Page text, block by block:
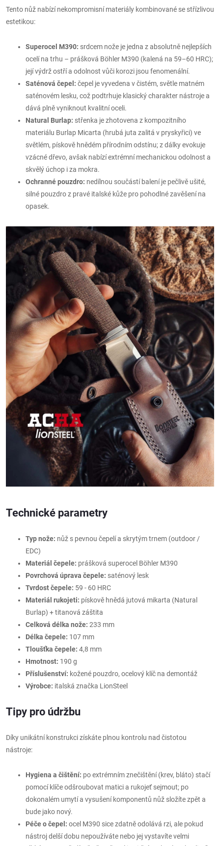
Tento nůž nabízí nekompromisní materiály kombinované se střízlivou
estetikou:
Superocel M390: srdcem nože je jedna z absolutně nejlepších
ocelí na trhu – prášková Böhler M390 (kalená na 59–60 HRC);
její výdrž ostří a odolnost vůči korozi jsou fenomenální.
Saténová čepel: čepel je vyvedena v čistém, světle matném
saténovém lesku, což podtrhuje klasický charakter nástroje a
dává plně vyniknout kvalitní oceli.
Natural Burlap: střenka je zhotovena z kompozitního
materiálu Burlap Micarta (hrubá juta zalitá v pryskyřici) ve
světlém, pískově hnědém přírodním odstínu; z dálky evokuje
vzácné dřevo, avšak nabízí extrémní mechanickou odolnost a
skvělý úchop i za mokra.
Ochranné pouzdro: nedílnou součástí balení je pečlivě ušité,
silné pouzdro z pravé italské kůže pro pohodlné zavěšení na
opasek.
Technické parametry
Typ nože: nůž s pevnou čepelí a skrytým trnem (outdoor /
EDC)
Materiál čepele: prášková superocel Böhler M390
Povrchová úprava čepele: saténový lesk
Tvrdost čepele: 59 - 60 HRC
Materiál rukojeti: pískově hnědá jutová mikarta (Natural
Burlap) + titanová záštita
Celková délka nože: 233 mm
Délka čepele: 107 mm
Tloušťka čepele: 4,8 mm
Hmotnost: 190 g
Příslušenství: kožené pouzdro, ocelový klíč na demontáž
Výrobce: italská značka LionSteel
Tipy pro údržbu
Díky unikátní konstrukci získáte plnou kontrolu nad čistotou
nástroje:
Hygiena a čištění: po extrémním znečištění (krev, bláto) stačí
pomocí klíče odšroubovat matici a rukojeť sejmout; po
dokonalém umytí a vysušení komponentů nůž složíte zpět a
bude jako nový.
Péče o čepel: ocel M390 sice zdatně odolává rzi, ale pokud
nástroj delší dobu nepoužíváte nebo jej vystavíte velmi